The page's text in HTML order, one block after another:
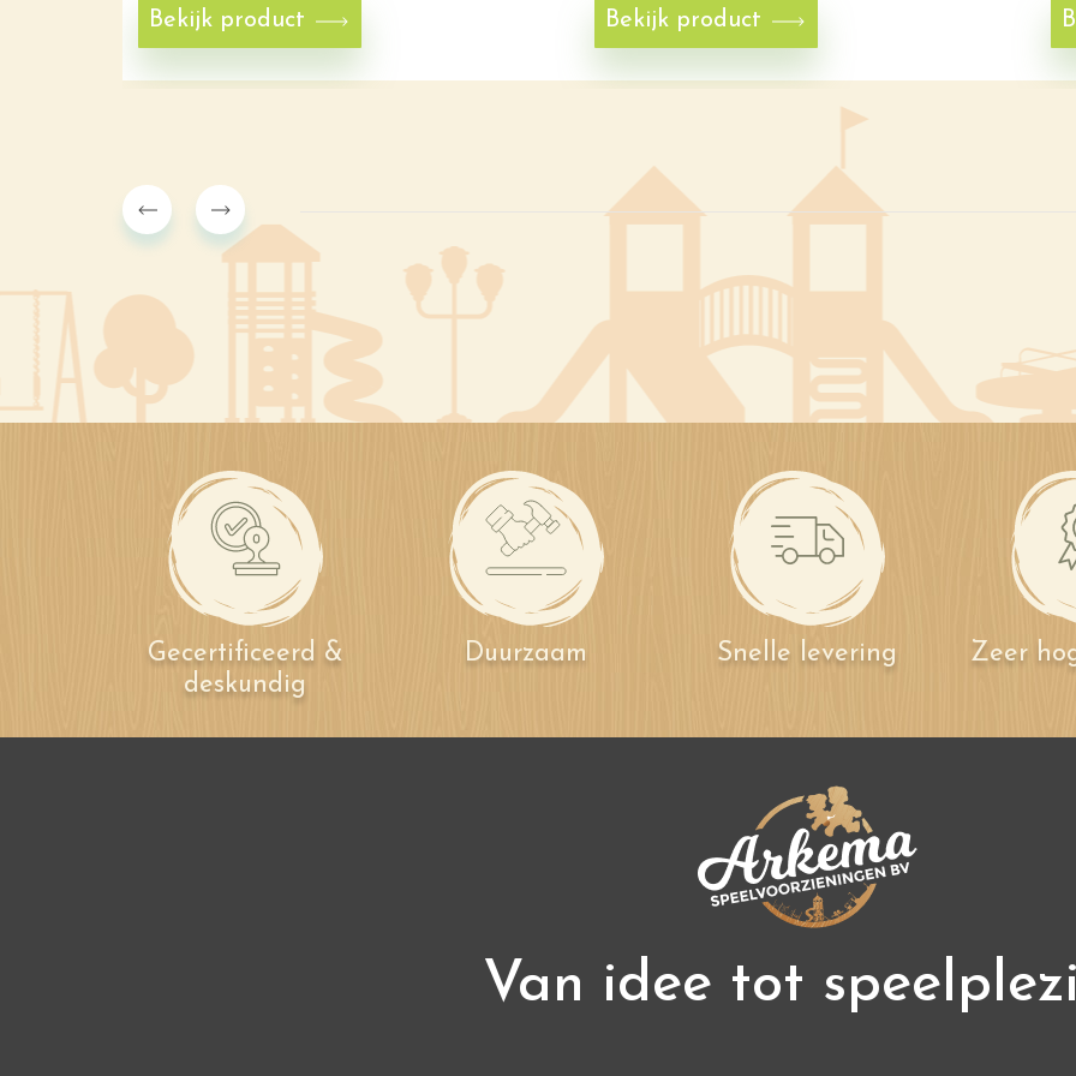
Bekijk product Bekijk product
Gecertificeerd &
deskundig
Duurzaam Snelle levering Zeer
Van idee tot